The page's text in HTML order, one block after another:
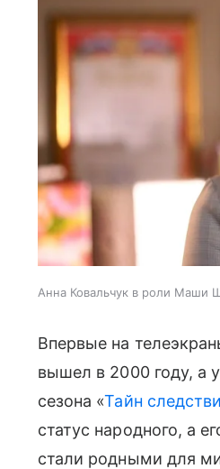
Анна Ковальчук в роли Маши
Впервые на
вышел в 2000 году, а
сезона «Тайн
статус народного, а
стали родными для